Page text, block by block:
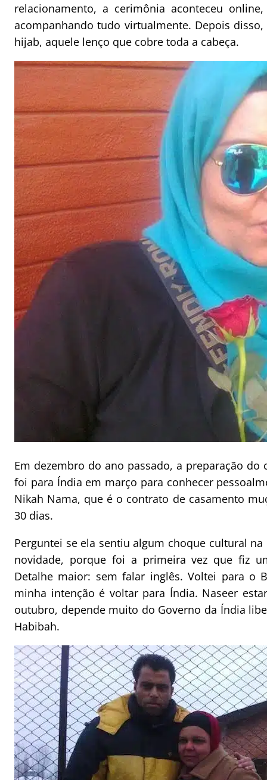
relacionamento, a cerimônia aconteceu
acompanhando tudo virtualmente. Depois
hijab, aquele lenço que cobre toda a cabeça.
Em dezembro do ano passado, a preparação do
foi para Índia em março para conhecer
Nikah Nama, que é o contrato de casamento
30 dias.
Perguntei se ela sentiu algum choque cultural
novidade, porque foi a primeira vez que fiz
Detalhe maior: sem falar inglês. Voltei para o
minha intenção é voltar para Índia. Naseer
outubro, depende muito do Governo da Índia
Habibah.